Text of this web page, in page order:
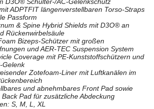
D3O® Schulter-/AC-Gelenkschutz
ADPTFIT längenverstellbaren Torso-Straps
Passform
& Spine Hybrid Shields mit D3O® an
Rückenwirbelsäule
Bizeps-Schützer mit großen
und AER-TEC Suspension System
Coverage mit PE-Kunststoffschützern und
Gelenk
Zotefoam-Liner mit Luftkanälen im
und abnehmbares Front Pad sowie
Pad für zusätzliche Abdeckung
S, M, L, XL